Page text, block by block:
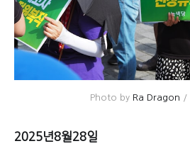
Photo by Ra Dragon /
2025년8월28일